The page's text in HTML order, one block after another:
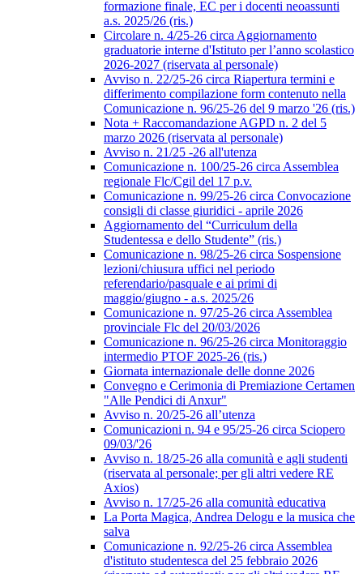
formazione finale, EC per i docenti neoassunti
a.s. 2025/26 (ris.)
Circolare n. 4/25-26 circa Aggiornamento
graduatorie interne d'Istituto per l’anno scolastico
2026-2027 (riservata al personale)
Avviso n. 22/25-26 circa Riapertura termini e
differimento compilazione form contenuto nella
Comunicazione n. 96/25-26 del 9 marzo '26 (ris.)
Nota + Raccomandazione AGPD n. 2 del 5
marzo 2026 (riservata al personale)
Avviso n. 21/25 -26 all'utenza
Comunicazione n. 100/25-26 circa Assemblea
regionale Flc/Cgil del 17 p.v.
Comunicazione n. 99/25-26 circa Convocazione
consigli di classe giuridici - aprile 2026
Aggiornamento del “Curriculum della
Studentessa e dello Studente” (ris.)
Comunicazione n. 98/25-26 circa Sospensione
lezioni/chiusura uffici nel periodo
referendario/pasquale e ai primi di
maggio/giugno - a.s. 2025/26
Comunicazione n. 97/25-26 circa Assemblea
provinciale Flc del 20/03/2026
Comunicazione n. 96/25-26 circa Monitoraggio
intermedio PTOF 2025-26 (ris.)
Giornata internazionale delle donne 2026
Convegno e Cerimonia di Premiazione Certamen
"Alle Pendici di Anxur"
Avviso n. 20/25-26 all’utenza
Comunicazioni n. 94 e 95/25-26 circa Sciopero
09/03/'26
Avviso n. 18/25-26 alla comunità e agli studenti
(riservata al personale; per gli altri vedere RE
Axios)
Avviso n. 17/25-26 alla comunità educativa
La Porta Magica, Andrea Delogu e la musica che
salva
Comunicazione n. 92/25-26 circa Assemblea
d'istituto studentesca del 25 febbraio 2026